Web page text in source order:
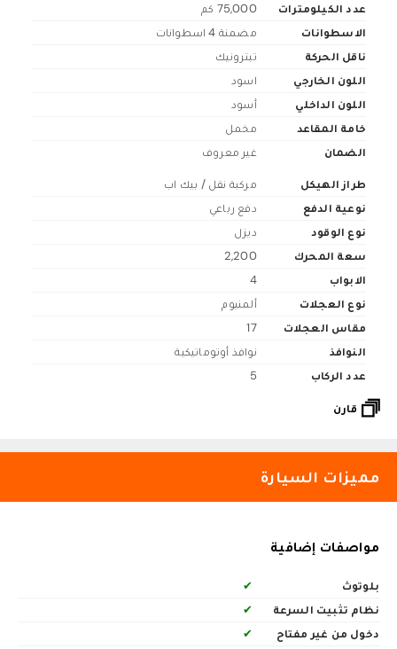
عدد الكيلومترات
75,000 كم
الاسطوانات
مضمنة 4 اسطوانات
ناقل الحركة
تبترونيك
اللون الخارجي
اسود
اللون الداخلي
أسود
خامة المقاعد
مخمل
الضمان
غير معروف
طراز الهيكل
مركبة نقل / بيك اب
نوعية الدفع
دفع رباعي
نوع الوقود
ديزل
سعة المحرك
2,200
الابواب
4
نوع العجلات
ألمنيوم
مقاس العجلات
17
النوافذ
نوافذ أوتوماتيكية
عدد الركاب
5
قارن
مميزات السيارة
مواصفات إضافية
بلوتوث
✔
نظام تثبيت السرعة
✔
دخول من غير مفتاح
✔